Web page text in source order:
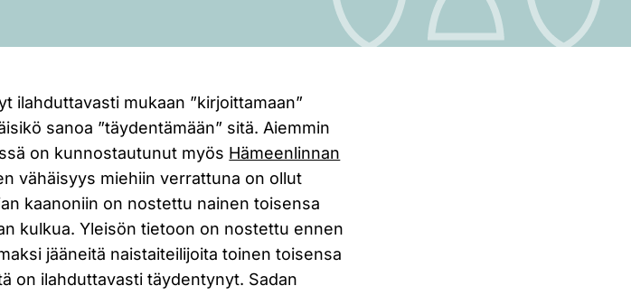
ilahduttavasti mukaan ”kirjoittamaan”
sanoa ”täydentämään” sitä. Aiemmin
on kunnostautunut myös Hämeenlinnan
vähäisyys miehiin verrattuna on ollut
kaanoniin on nostettu nainen toisensa
kulkua. Yleisön tietoon on nostettu ennen
jääneitä naistaiteilijoita toinen toisensa
on ilahduttavasti täydentynyt. Sadan